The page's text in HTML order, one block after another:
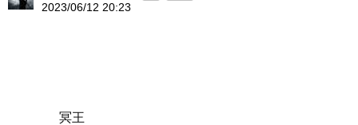
2023/06/12 20:23
冥王